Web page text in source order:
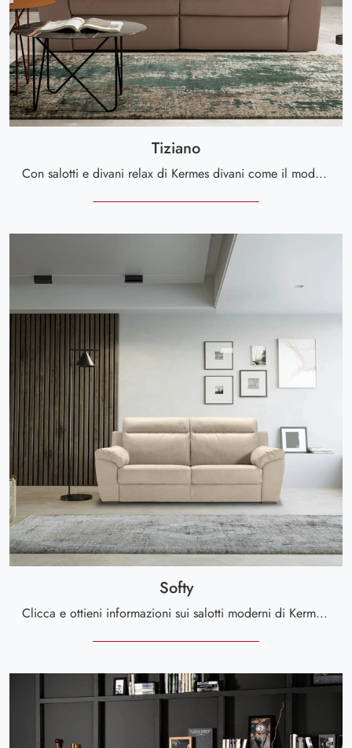
Tiziano
Con salotti e divani relax di Kermes divani come il modello Tiziano in pelle, potrai ultimare il tuo concept d'arredo.
Softy
Clicca e ottieni informazioni sui salotti moderni di Kermes divani! Molteplici modelli di divani, come Softy, ti aspettano.